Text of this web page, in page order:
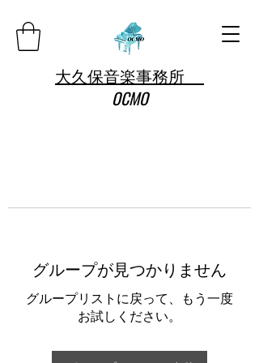
大久保音楽事務所
OCMO
グループが見つかりません
グループリストに戻って、もう一度
お試しください。